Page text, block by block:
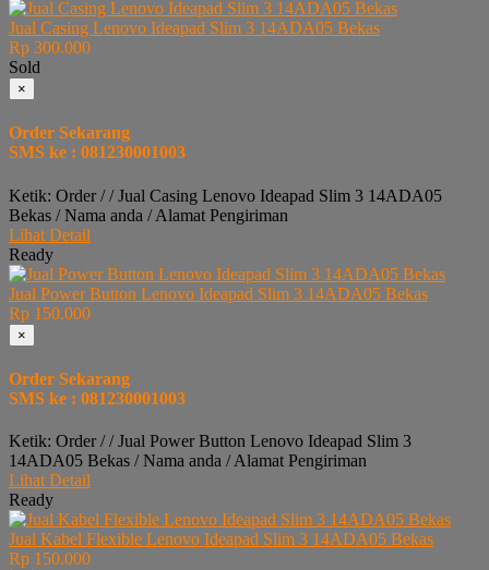
Jual Casing Lenovo Ideapad Slim 3 14ADA05 Bekas
Rp 300.000
Sold
×
Order Sekarang
SMS ke : 081230001003
Ketik: Order / / Jual Casing Lenovo Ideapad Slim 3 14ADA05
Bekas / Nama anda / Alamat Pengiriman
Lihat Detail
Ready
Jual Power Button Lenovo Ideapad Slim 3 14ADA05 Bekas
Rp 150.000
×
Order Sekarang
SMS ke : 081230001003
Ketik: Order / / Jual Power Button Lenovo Ideapad Slim 3
14ADA05 Bekas / Nama anda / Alamat Pengiriman
Lihat Detail
Ready
Jual Kabel Flexible Lenovo Ideapad Slim 3 14ADA05 Bekas
Rp 150.000